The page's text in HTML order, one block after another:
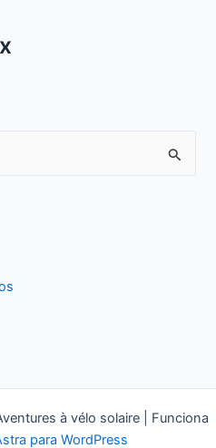
à vélo solaire | Funciona
para WordPress